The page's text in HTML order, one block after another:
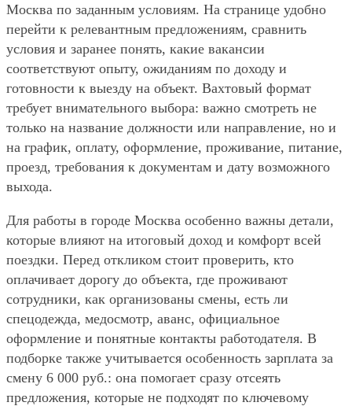
Москва по заданным условиям. На странице удобно
перейти к релевантным предложениям, сравнить
условия и заранее понять, какие вакансии
соответствуют опыту, ожиданиям по доходу и
готовности к выезду на объект. Вахтовый формат
требует внимательного выбора: важно смотреть не
только на название должности или направление, но и
на график, оплату, оформление, проживание, питание,
проезд, требования к документам и дату возможного
выхода.
Для работы в городе Москва особенно важны детали,
которые влияют на итоговый доход и комфорт всей
поездки. Перед откликом стоит проверить, кто
оплачивает дорогу до объекта, где проживают
сотрудники, как организованы смены, есть ли
спецодежда, медосмотр, аванс, официальное
оформление и понятные контакты работодателя. В
подборке также учитывается особенность зарплата за
смену 6 000 руб.: она помогает сразу отсеять
предложения, которые не подходят по ключевому